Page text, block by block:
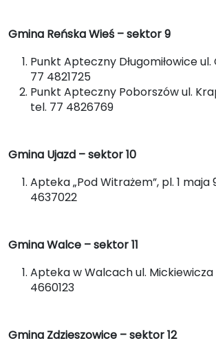
Gmina Reńska Wieś – sektor 9
Punkt Apteczny Długomiłowice ul.
77 4821725
Punkt Apteczny Poborszów ul.
tel. 77 4826769
Gmina Ujazd – sektor 10
Apteka „Pod Witrażem”, pl. 1 maja
4637022
Gmina Walce – sektor 11
Apteka w Walcach ul. Mickiewicza
4660123
Gmina Zdzieszowice – sektor 12